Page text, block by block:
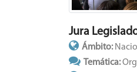
Jura
Ámbito:
Temática: